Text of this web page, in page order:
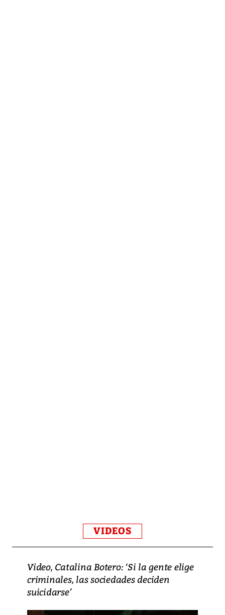
VIDEOS
Video, Catalina Botero: ‘Si la gente elige
criminales, las sociedades deciden
suicidarse’